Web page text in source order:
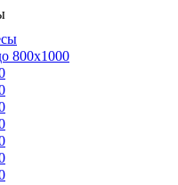
800х1000